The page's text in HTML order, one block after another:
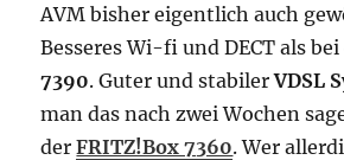
AVM bisher eigentlich auch
Besseres Wi-fi und DECT als
7390. Guter und stabilerVDSL
man das nach zwei Wochen
derFRITZ!Box 7360. Wer